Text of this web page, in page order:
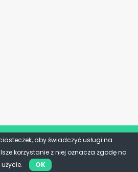
aby świadczyć usługi na
korzystanie z niej oznacza zgodę na
OK